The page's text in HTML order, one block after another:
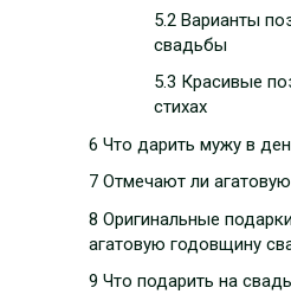
5.2 Варианты
свадьбы
5.3 Красивые
стихах
6 Что дарить мужу в
7 Отмечают ли
8 Оригинальные
агатовую годовщину
9 Что подарить на